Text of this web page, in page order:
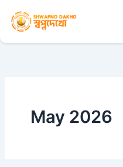
content
May 2026